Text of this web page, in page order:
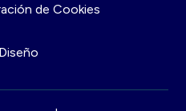
de Cookies
Diseño